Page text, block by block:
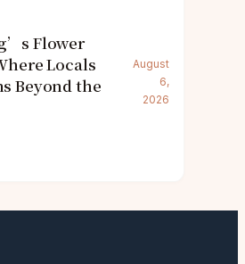
Flower
Locals
Beyond the
August
6,
2026